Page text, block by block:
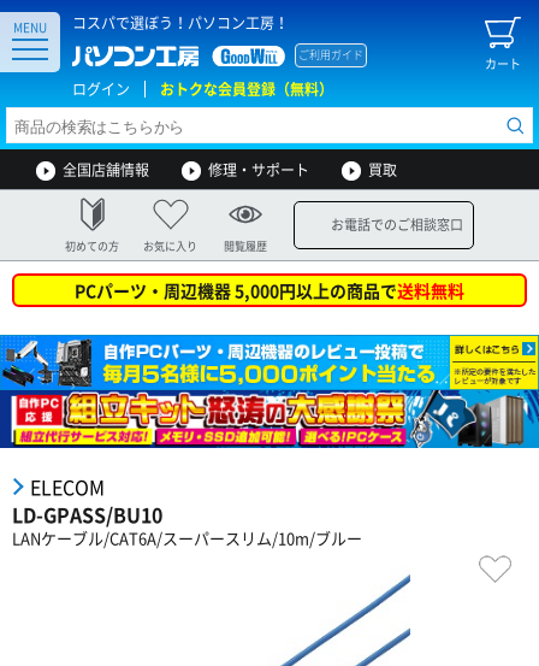
コスパで選ぼう！パソコン工房！
カート
ご利用ガイド
ログイン おトクな会員登録（無料）
MENU
全国店舗情報 修理・サポート 買取
初めての方 お気に入り 閲覧履歴
お電話でのご相談窓口
PCパーツ・周辺機器 5,000円以上の商品で送料無料
ELECOM
LD-GPASS/BU10
LANケーブル/CAT6A/スーパースリム/10m/ブルー